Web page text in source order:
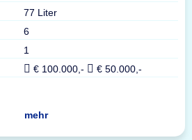
77 Liter
6
1
€ 100.000,-
€ 50.000,-
mehr